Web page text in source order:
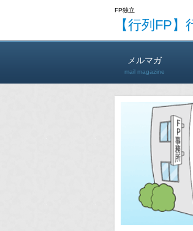
FP独立
【行列FP
メルマガ
mail magazine